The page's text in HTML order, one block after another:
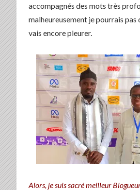
accompagnés des mots très
malheureusement je pourrais pas
vais encore pleurer.
Alors, je suis sacré meilleur